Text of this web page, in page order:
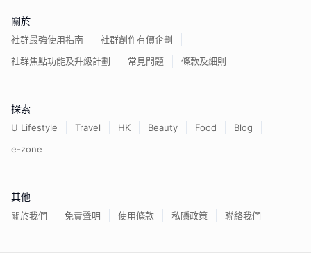
關於
社群最強使用指南
社群創作有價企劃
社群焦點功能及升級計劃
常見問題 條款及細則
探索
U Lifestyle Travel HK Beauty Food
Blog
e-zone
其他
關於我們 免責聲明 使用條款 私隱政策 聯絡我們